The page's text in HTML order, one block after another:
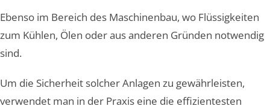
Ebenso im Bereich des Maschinenbau, wo Flüssigkeiten
zum Kühlen, Ölen oder aus anderen Gründen notwendig
sind.
Um die Sicherheit solcher Anlagen zu gewährleisten,
verwendet man in der Praxis eine die effizientesten